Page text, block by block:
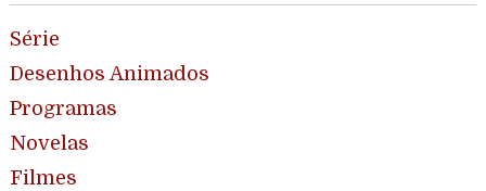
Série
Desenhos Animados
Programas
Novelas
Filmes